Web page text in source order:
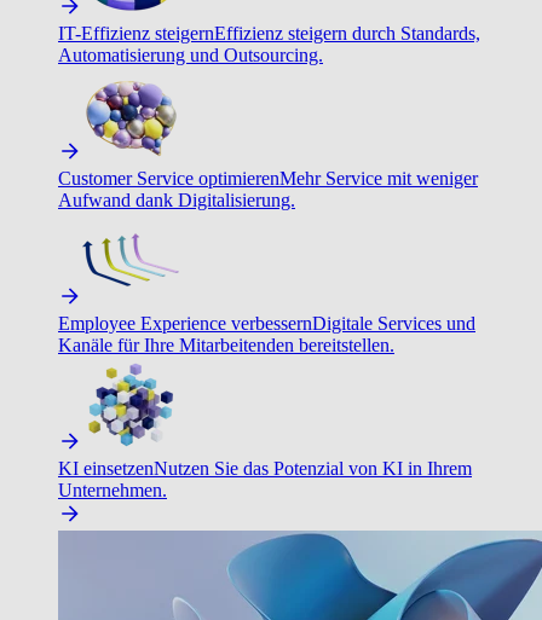
IT-Effizienz steigernEffizienz steigern durch Standards,
Automatisierung und Outsourcing.
Customer Service optimierenMehr Service mit weniger
Aufwand dank Digitalisierung.
Employee Experience verbessernDigitale Services und
Kanäle für Ihre Mitarbeitenden bereitstellen.
KI einsetzenNutzen Sie das Potenzial von KI in Ihrem
Unternehmen.